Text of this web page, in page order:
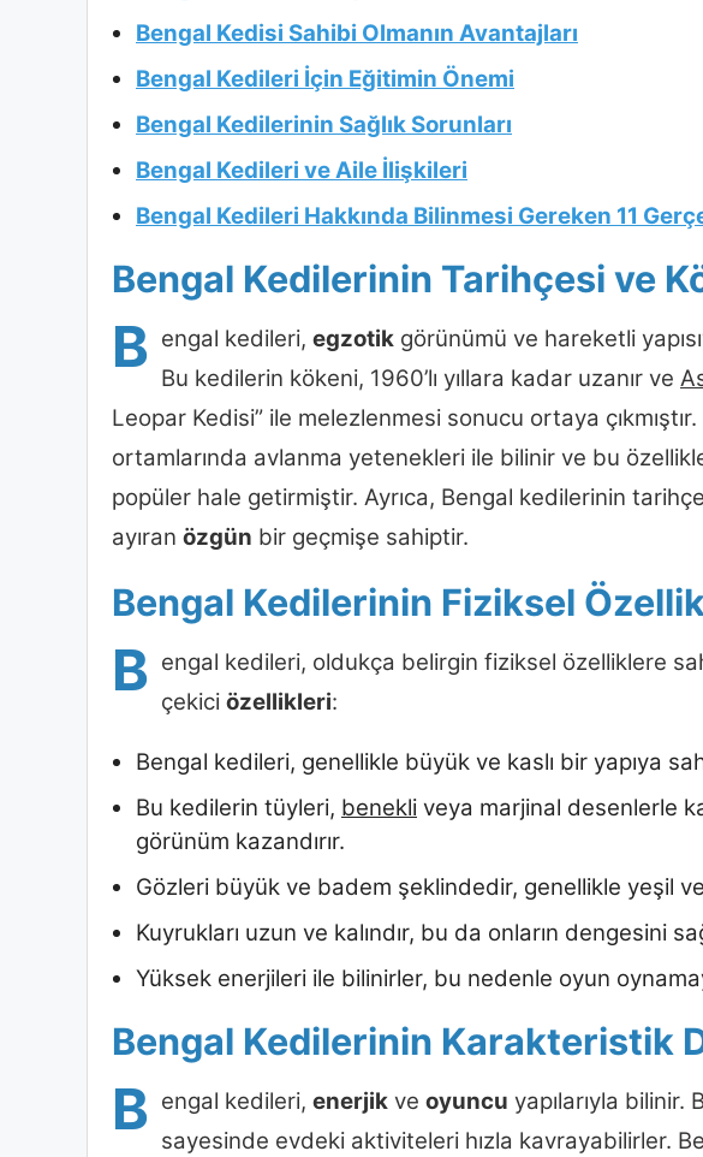
Bengal Kedisi Sahibi Olmanın Avantajları
Bengal Kedileri İçin Eğitimin Önemi
Bengal Kedilerinin Sağlık Sorunları
Bengal Kedileri ve Aile İlişkileri
Bengal Kedileri Hakkında Bilinmesi Gereken 11
Bengal Kedilerinin Tarihçesi ve
B engal kedileri, egzotik görünümü ve hareketli
Bu kedilerin kökeni, 1960’lı yıllara kadar uzanır ve
Leopar Kedisi” ile melezlenmesi sonucu ortaya
ortamlarında avlanma yetenekleri ile bilinir ve bu
popüler hale getirmiştir. Ayrıca, Bengal kedilerinin
ayıran özgün bir geçmişe sahiptir.
Bengal Kedilerinin Fiziksel
B engal kedileri, oldukça belirgin fiziksel özelliklere
çekici özellikleri:
Bengal kedileri, genellikle büyük ve kaslı bir yapıya
Bu kedilerin tüyleri, benekli veya marjinal desenlerle
görünüm kazandırır.
Gözleri büyük ve badem şeklindedir, genellikle yeşil
Kuyrukları uzun ve kalındır, bu da onların dengesini
Yüksek enerjileri ile bilinirler, bu nedenle oyun
Bengal Kedilerinin Karakteristik
B engal kedileri, enerjik ve oyuncu yapılarıyla
sayesinde evdeki aktiviteleri hızla kavrayabilirler.